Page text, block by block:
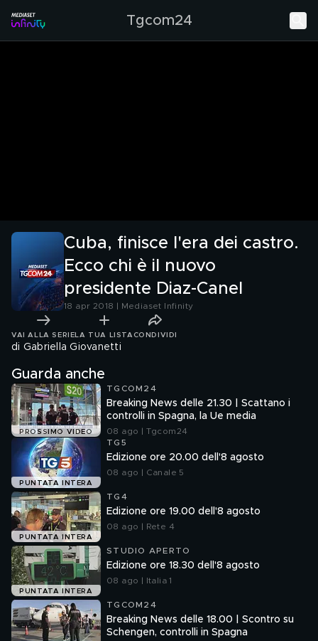
Tgcom24
Cuba, finisce l'era dei castro.
Ecco chi è il nuovo
presidente Diaz-Canel
18 apr 2018 | Mediaset Infinity
VAI ALLA SERIE LA TUA LISTA CONDIVIDI
di Gabriella Giovanetti
Guarda anche
PROSSIMO VIDEO
TGCOM24
Breaking News delle 21.30 | Scattano i
controlli in Spagna, la Ue media
08 ago | Tgcom24
PUNTATA INTERA
TG5
Edizione ore 20.00 dell'8 agosto
08 ago | Canale 5
PUNTATA INTERA
TG4
Edizione ore 19.00 dell'8 agosto
08 ago | Rete 4
PUNTATA INTERA
STUDIO APERTO
Edizione ore 18.30 dell'8 agosto
08 ago | Italia 1
TGCOM24
Breaking News delle 18.00 | Scontro su
Schengen, controlli in Spagna